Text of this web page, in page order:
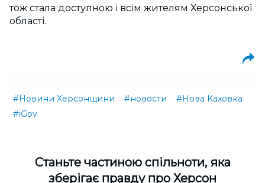
тож стала доступною і всім жителям Херсонської
області.
#Новини Херсонщини #новости
#Нова Каховка
#iGov
Cтаньте частиною спільноти, яка
зберігає правду про Херсон